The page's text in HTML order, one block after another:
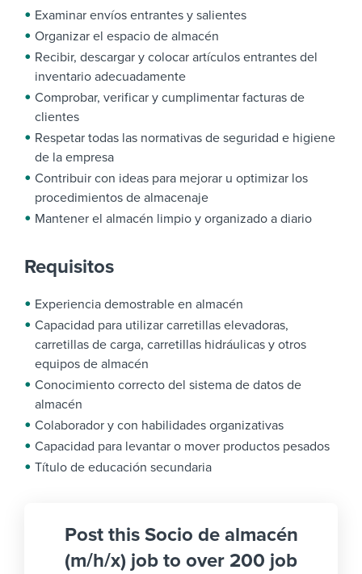
Examinar envíos entrantes y salientes
Organizar el espacio de almacén
Recibir, descargar y colocar artículos entrantes del
inventario adecuadamente
Comprobar, verificar y cumplimentar facturas de
clientes
Respetar todas las normativas de seguridad e higiene
de la empresa
Contribuir con ideas para mejorar u optimizar los
procedimientos de almacenaje
Mantener el almacén limpio y organizado a diario
Requisitos
Experiencia demostrable en almacén
Capacidad para utilizar carretillas elevadoras,
carretillas de carga, carretillas hidráulicas y otros
equipos de almacén
Conocimiento correcto del sistema de datos de
almacén
Colaborador y con habilidades organizativas
Capacidad para levantar o mover productos pesados
Título de educación secundaria
Post this Socio de almacén
(m/h/x) job to over 200 job